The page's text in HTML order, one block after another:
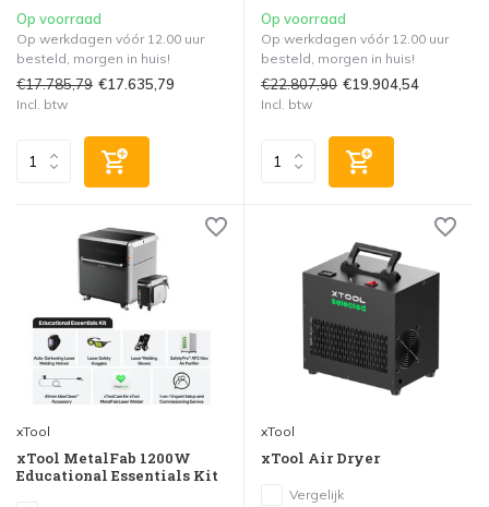
Op voorraad
Op werkdagen vóór 12.00 uur
besteld, morgen in huis!
€17.785,79 €17.635,79
Incl. btw
Op voorraad
Op werkdagen vóór 12.00 uur
besteld, morgen in huis!
€22.807,90 €19.904,54
Incl. btw
xTool
xTool MetalFab 1200W
Educational Essentials Kit
xTool
xTool Air Dryer
Vergelijk